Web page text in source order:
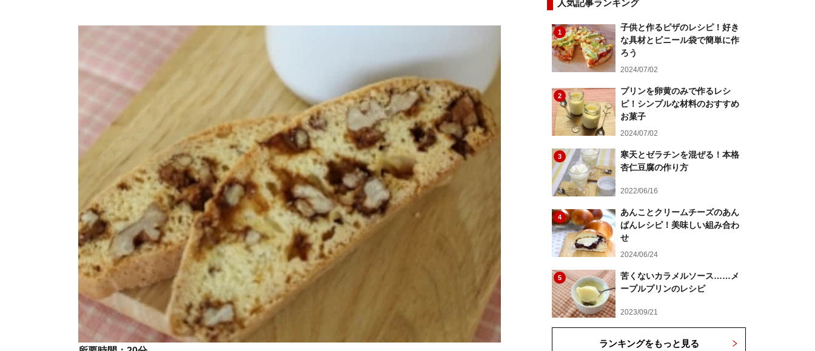
人気記事ランキング
1
子供と作るピザのレシピ！好き
な具材とビニール袋で簡単に作
ろう
2024/07/02
2
プリンを卵黄のみで作るレシ
ピ！シンプルな材料のおすすめ
お菓子
2024/07/02
3
寒天とゼラチンを混ぜる！本格
杏仁豆腐の作り方
2022/06/16
4
あんことクリームチーズのあん
ぱんレシピ！美味しい組み合わ
せ
2024/06/24
5
苦くないカラメルソース……メ
ープルプリンのレシピ
2023/09/21
ランキングをもっと見る